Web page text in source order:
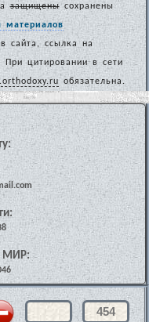
защищенысохранены
материалов
сайта, ссылка на
При цитировании в сети
обязательна.
МИР:
454